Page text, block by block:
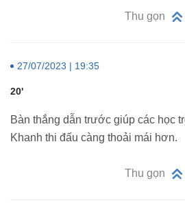
Thu gọn
27/07/2023 | 19:35
20'
Bàn thắng dẫn trước giúp các học
Khanh thi đấu càng thoải mái hơn.
Thu gọn